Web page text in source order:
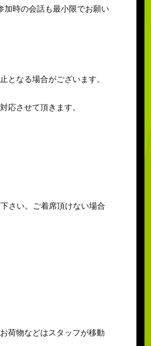
加時の会話も最小限でお願い
なる場合がございます。
応させて頂きます。
さい。ご着席頂けない場合
荷物などはスタッフが移動